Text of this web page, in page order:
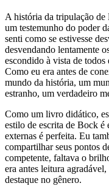
A história da tripulação de
um testemunho do poder
senti como se estivesse
desvendando lentamente
escondido à vista de
Como eu era antes de
mundo da história, um
estranho, um verdadeiro
Como um livro didático,
estilo de escrita de Bock é
externas é perfeita. Eu
compartilhar seus pontos
competente, faltava o
era antes leitura
destaque no gênero.